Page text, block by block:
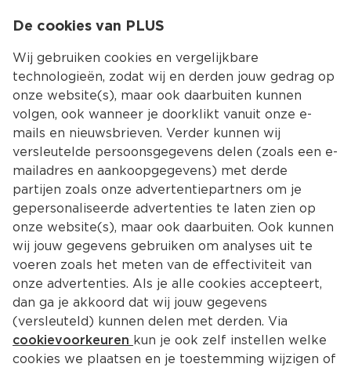
Kies jouw
Terug Producten
PLUS Vers gesneden voor u
De cookies van PLUS
Wij gebruiken cookies en vergelijkbare
technologieën, zodat wij en derden jouw gedrag op
onze website(s), maar ook daarbuiten kunnen
volgen, ook wanneer je doorklikt vanuit onze e-
mails en nieuwsbrieven. Verder kunnen wij
versleutelde persoonsgegevens delen (zoals een e-
mailadres en aankoopgegevens) met derde
partijen zoals onze advertentiepartners om je
gepersonaliseerde advertenties te laten zien op
onze website(s), maar ook daarbuiten. Ook kunnen
wij jouw gegevens gebruiken om analyses uit te
voeren zoals het meten van de effectiviteit van
onze advertenties. Als je alle cookies accepteert,
dan ga je akkoord dat wij jouw gegevens
(versleuteld) kunnen delen met derden. Via
cookievoorkeuren kun je ook zelf instellen welke
cookies we plaatsen en je toestemming wijzigen of